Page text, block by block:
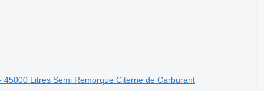
45000 Litres Semi Remorque Citerne de Carburant